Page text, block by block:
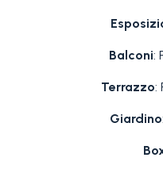
Balconi:
Terrazzo:
Giardino